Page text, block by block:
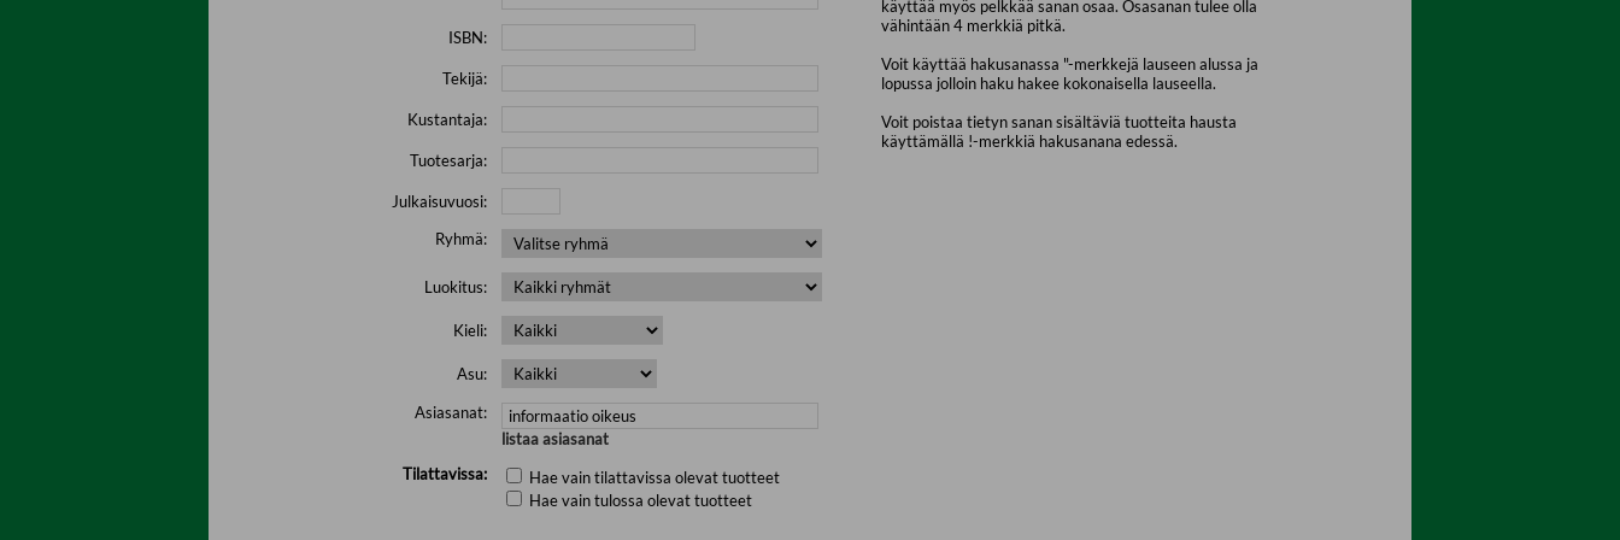
ISBN:
Tekijä:
Kustantaja:
Tuotesarja:
Julkaisuvuosi:
Ryhmä:
Luokitus:
Kieli:
Asu:
Asiasanat:
listaa asiasanat
Tilattavissa:
Hae vain tilattavissa olevat tuotteet
Hae vain tulossa olevat tuotteet
käyttää myös pelkkää sanan osaa. Osasanan tulee olla
vähintään 4 merkkiä pitkä.
Voit käyttää hakusanassa "-merkkejä lauseen alussa ja
lopussa jolloin haku hakee kokonaisella lauseella.
Voit poistaa tietyn sanan sisältäviä tuotteita hausta
käyttämällä !-merkkiä hakusanana edessä.